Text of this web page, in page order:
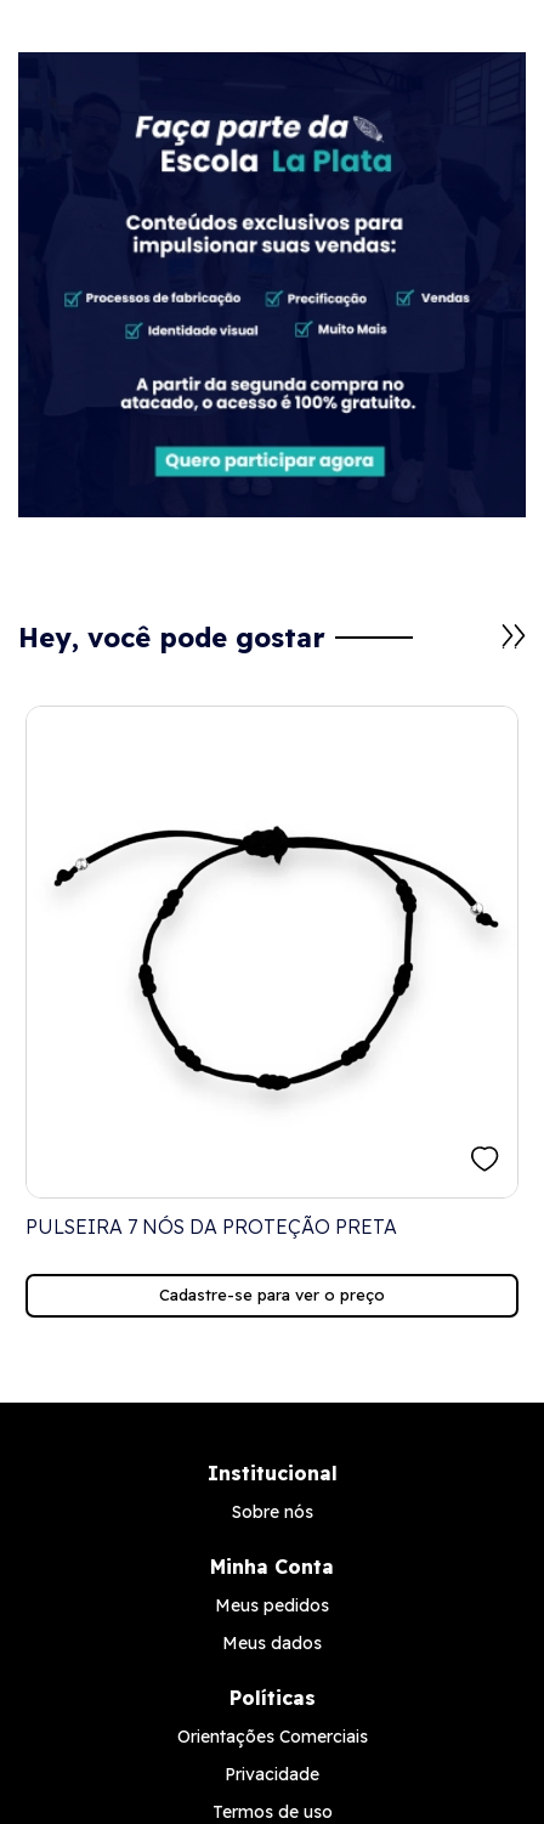
Hey, você pode gostar
PULSEIRA 7 NÓS DA PROTEÇÃO PRETA
Cadastre-se para ver o preço
Institucional
Sobre nós
Minha Conta
Meus pedidos
Meus dados
Políticas
Orientações Comerciais
Privacidade
Termos de uso